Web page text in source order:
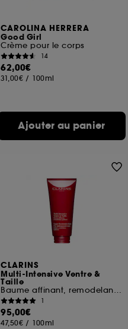
CAROLINA HERRERA
Good Girl
Crème pour le corps
14
62,00€
31,00€ / 100ml
Ajouter au panier
CLARINS
Multi-Intensive Ventre &
Taille
Baume affinant, remodelant, gainant
1
95,00€
47,50€ / 100ml